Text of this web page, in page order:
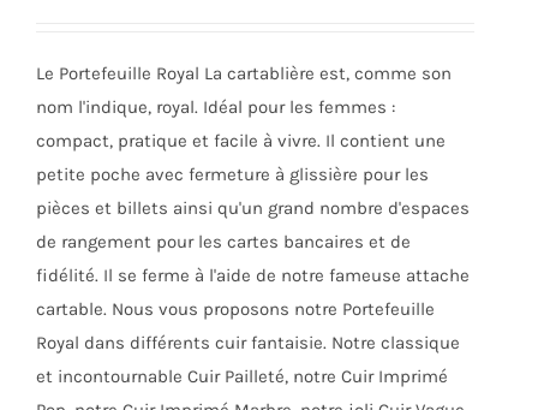
choisies
sur
du
produit
Le Portefeuille Royal La cartablière est, comme son
nom l'indique, royal. Idéal pour les femmes :
compact, pratique et facile à vivre. Il contient une
petite poche avec fermeture à glissière pour les
pièces et billets ainsi qu'un grand nombre d'espaces
de rangement pour les cartes bancaires et de
fidélité. Il se ferme à l'aide de notre fameuse attache
cartable. Nous vous proposons notre Portefeuille
Royal dans différents cuir fantaisie. Notre classique
et incontournable Cuir Pailleté, notre Cuir Imprimé